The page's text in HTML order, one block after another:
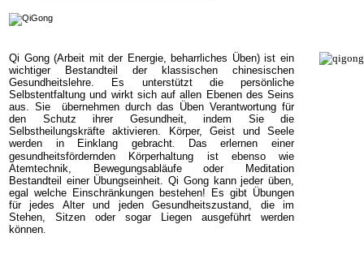
Qi Gong (Arbeit mit der Energie, beharrliches Üben) ist ein
wichtiger Bestandteil der klassischen chinesischen
Gesundheitslehre. Es unterstützt die persönliche
Selbstentfaltung und wirkt sich auf allen Ebenen des Seins
aus. Sie übernehmen durch das Üben Verantwortung für
den Schutz ihrer Gesundheit, indem Sie die
Selbstheilungskräfte aktivieren. Körper, Geist und Seele
werden in Einklang gebracht. Das erlernen einer
gesundheitsfördernden Körperhaltung ist ebenso wie
Atemtechnik, Bewegungsabläufe oder Meditation
Bestandteil einer Übungseinheit. Qi Gong kann jeder üben,
egal welche Einschränkungen bestehen! Es gibt Übungen
für jedes Alter und jeden Gesundheitszustand, die im
Stehen, Sitzen oder sogar Liegen ausgeführt werden
können.